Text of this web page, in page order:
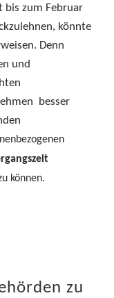
bis zum Februar
könnte
Denn
und
besser
können.
zu